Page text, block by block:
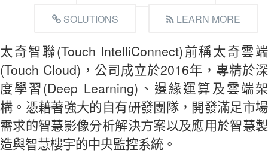
SOLUTIONS
LEARN MORE
太奇智聯(Touch IntelliConnect)前稱太奇雲端
(Touch Cloud)，公司成立於2016年，專精於深
度學習(Deep Learning)、邊緣運算及雲端架
構。憑藉著強大的自有研發團隊，開發滿足市場
需求的智慧影像分析解決方案以及應用於智慧製
造與智慧樓宇的中央監控系統。